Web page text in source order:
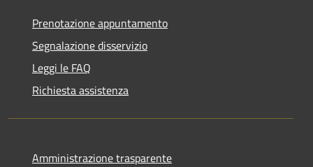
Prenotazione appuntamento
Segnalazione disservizio
Leggi le FAQ
Richiesta assistenza
Amministrazione trasparente